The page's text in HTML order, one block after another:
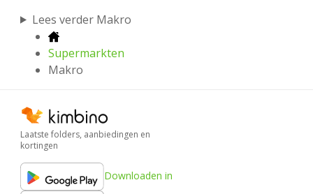
Lees verder Makro
Supermarkten
Makro
Laatste folders, aanbiedingen en
kortingen
Downloaden in